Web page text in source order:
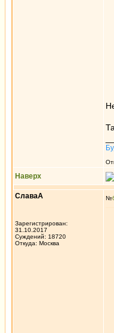
Наверх
СлаваА
Зарегистрирован:
31.10.2017
Суждений: 18720
Откуда: Москва
№